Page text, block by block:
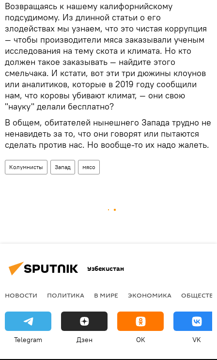
Возвращаясь к нашему калифорнийскому
подсудимому. Из длинной статьи о его
злодействах мы узнаем, что это чистая коррупция
— чтобы производители мяса заказывали ученым
исследования на тему скота и климата. Но кто
должен такое заказывать — найдите этого
смельчака. И кстати, вот эти три дюжины клоунов
или аналитиков, которые в 2019 году сообщили
нам, что коровы убивают климат, — они свою
"науку" делали бесплатно?
В общем, обитателей нынешнего Запада трудно не
ненавидеть за то, что они говорят или пытаются
сделать против нас. Но вообще-то их надо жалеть.
Колумнисты Запад мясо
Узбекистан
НОВОСТИ ПОЛИТИКА В МИРЕ ЭКОНОМИКА
Telegram Дзен OK VK